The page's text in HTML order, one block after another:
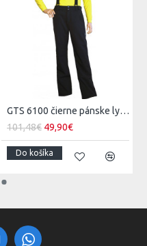
GTS 6100 čierne pánske lyžiarske nohavice
101,48€ 49,90€
Do košíka